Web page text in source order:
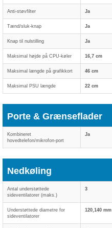
Anti-støvfilter Ja
Tænd/sluk-knap Ja
Knap til nulstilling Ja
Maksimal højde på CPU-køler 16,7 cm
Maksimal længde på grafikkort 46 cm
Maksimal PSU længde 22 cm
Porte & Grænseflader
Kombineret
hovedtelefon/mikrofon-port
Ja
Nedkøling
Antal understøttede
sideventilatorer (maks.)
3
Understøttede diametre for
sideventilatorer
120,140 mm